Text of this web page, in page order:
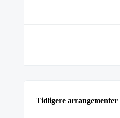
Tidligere arrangementer